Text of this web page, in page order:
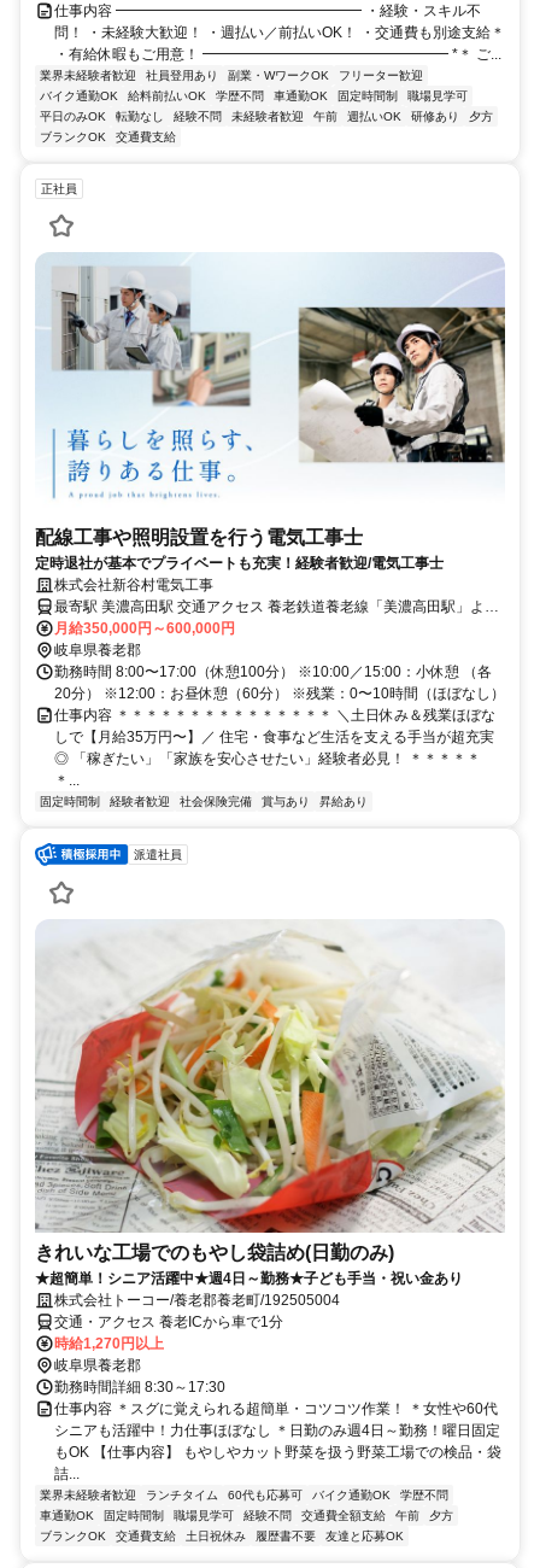
仕事内容 ━━━━━━━━━━━━━━━━━ ・経験・スキル不
問！ ・未経験大歓迎！ ・週払い／前払いOK！ ・交通費も別途支給＊
・有給休暇もご用意！ ━━━━━━━━━━━━━━━━━ *＊ ご...
業界未経験者歓迎 社員登用あり 副業・WワークOK
フリーター歓迎
バイク通勤OK
給料前払いOK 学歴不問 車通勤OK 固定時間制
職場見学可
平日のみOK
転勤なし 経験不問 未経験者歓迎 午前 週払いOK 研修あり
夕方
ブランクOK
交通費支給
正社員
配線工事や照明設置を行う電気工事士
定時退社が基本でプライベートも充実！経験者歓迎/電気工事士
株式会社新谷村電気工事
最寄駅 美濃高田駅 交通アクセス 養老鉄道養老線「美濃高田駅」より
車で約5分、徒歩約15分 ・直行直帰OK ・夜勤あり ※年間で1ヶ月程
度、夜勤集中期間あり。 ・出張あり ※年間で1ヶ月程度。宿泊費・帰
省費は会社負担。
月給350,000円～600,000円
岐阜県養老郡
勤務時間 8:00〜17:00（休憩100分） ※10:00／15:00：小休憩 （各
20分） ※12:00：お昼休憩（60分） ※残業：0〜10時間（ほぼなし）
仕事内容 ＊＊＊＊＊＊＊＊＊＊＊＊＊＊＊ ＼土日休み＆残業ほぼな
しで【月給35万円〜】／ 住宅・食事など生活を支える手当が超充実
◎ 「稼ぎたい」「家族を安心させたい」経験者必見！ ＊＊＊＊＊
＊...
固定時間制 経験者歓迎 社会保険完備 賞与あり 昇給あり
派遣社員
きれいな工場でのもやし袋詰め(日勤のみ)
★超簡単！シニア活躍中★週4日～勤務★子ども手当・祝い金あり
株式会社トーコー/養老郡養老町/192505004
交通・アクセス 養老ICから車で1分
時給1,270円以上
岐阜県養老郡
勤務時間詳細 8:30～17:30
仕事内容 ＊スグに覚えられる超簡単・コツコツ作業！ ＊女性や60代
シニアも活躍中！力仕事ほぼなし ＊日勤のみ週4日～勤務！曜日固定
もOK 【仕事内容】 もやしやカット野菜を扱う野菜工場での検品・袋
詰...
業界未経験者歓迎 ランチタイム 60代も応募可 バイク通勤OK
学歴不問
車通勤OK
固定時間制 職場見学可 経験不問 交通費全額支給 午前
夕方
ブランクOK
交通費支給 土日祝休み 履歴書不要 友達と応募OK